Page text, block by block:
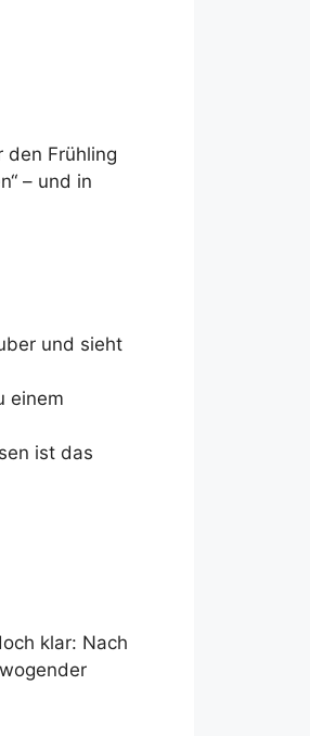
den Frühling
– und in
und sieht
einem
ist das
klar: Nach